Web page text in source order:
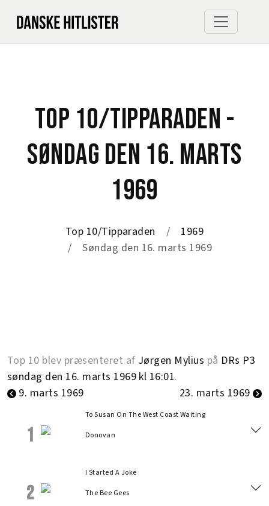
TOP 10/TIPPARADEN -
SØNDAG DEN 16. MARTS
1969
Top 10/Tipparaden
1969
Søndag den 16. marts 1969
Top 10 blev præsenteret af Jørgen Mylius på DRs P3
søndag den 16. marts 1969 kl 16:01.
9. marts 1969
23. marts 1969
1
To Susan On The West Coast Waiting
Donovan
2
I Started A Joke
The Bee Gees